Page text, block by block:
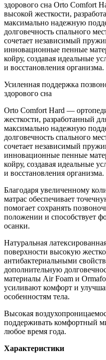
здорового сна Orto Comfort
высокой жесткости,
максимально надежную
долговечность спального
сочетает независимый
инновационные пенные
койру, создавая идеальные
и восстановления
Усиленная поддержка
здорового сна
Orto Comfort Hard —
жесткости, разработанный
максимально надежную
долговечность спального
сочетает независимый
инновационные пенные
койру, создавая идеальные
и восстановления организма.
Благодаря увеличенному
матрас обеспечивает
помогает сохранять
положении и способствует
осанки.
Натуральная
поверхности высокую
антибактериальными
дополнительную
материалы Air Foam и
усиливают комфорт и
особенностям тела.
Высокая
поддерживать комфортный
любое время года.
Характеристики